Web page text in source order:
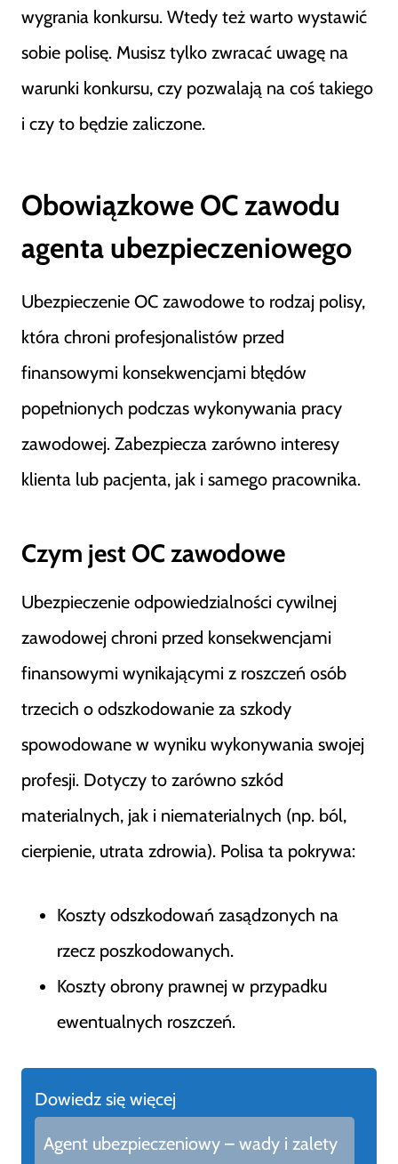
wygrania konkursu. Wtedy też warto wystawić
sobie polisę. Musisz tylko zwracać uwagę na
warunki konkursu, czy pozwalają na coś takiego
i czy to będzie zaliczone.
Obowiązkowe OC zawodu
agenta ubezpieczeniowego
Ubezpieczenie OC zawodowe to rodzaj polisy,
która chroni profesjonalistów przed
finansowymi konsekwencjami błędów
popełnionych podczas wykonywania pracy
zawodowej. Zabezpiecza zarówno interesy
klienta lub pacjenta, jak i samego pracownika.
Czym jest OC zawodowe
Ubezpieczenie odpowiedzialności cywilnej
zawodowej chroni przed konsekwencjami
finansowymi wynikającymi z roszczeń osób
trzecich o odszkodowanie za szkody
spowodowane w wyniku wykonywania swojej
profesji. Dotyczy to zarówno szkód
materialnych, jak i niematerialnych (np. ból,
cierpienie, utrata zdrowia). Polisa ta pokrywa:
Koszty odszkodowań zasądzonych na
rzecz poszkodowanych.
Koszty obrony prawnej w przypadku
ewentualnych roszczeń.
Dowiedz się więcej
Agent ubezpieczeniowy – wady i zalety